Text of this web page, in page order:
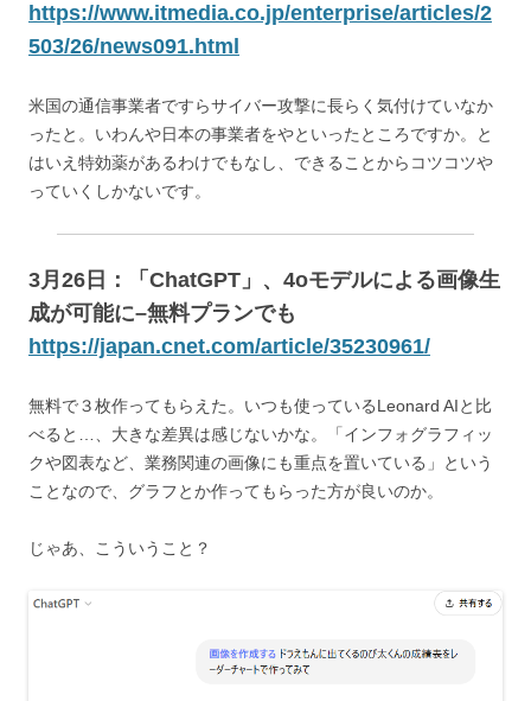
https://www.itmedia.co.jp/enterprise/articles/2
503/26/news091.html
米国の通信事業者ですらサイバー攻撃に長らく気付けていなか
ったと。いわんや日本の事業者をやといったところですか。と
はいえ特効薬があるわけでもなし、できることからコツコツや
っていくしかないです。
3月26日：「ChatGPT」、4oモデルによる画像生
成が可能に–無料プランでも
https://japan.cnet.com/article/35230961/
無料で３枚作ってもらえた。いつも使っているLeonard AIと比
べると…、大きな差異は感じないかな。「インフォグラフィッ
クや図表など、業務関連の画像にも重点を置いている」という
ことなので、グラフとか作ってもらった方が良いのか。
じゃあ、こういうこと？